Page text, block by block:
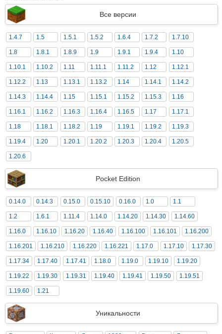
Все версии
1.4.7 1.5 1.5.1 1.5.2 1.6.4 1.7.2 1.7.10
1.8 1.8.1 1.8.9 1.9 1.9.1 1.9.4 1.10
1.10.1 1.10.2 1.11 1.11.1 1.11.2 1.12 1.12.1
1.12.2 1.13 1.13.1 1.13.2 1.14 1.14.1 1.14.2
1.14.3 1.14.4 1.15 1.15.1 1.15.2 1.15.3 1.16
1.16.1 1.16.2 1.16.3 1.16.4 1.16.5 1.17 1.17.1
1.18 1.18.1 1.18.2 1.19 1.19.1 1.19.2 1.19.3
1.19.4 1.20 1.20.1 1.20.2 1.20.3 1.20.4 1.20.5
1.20.6
Pocket Edition
0.14.0 0.14.3 0.15.0 0.15.10 0.16.0 1.0 1.1
1.2 1.6.1 1.11.4 1.14.0 1.14.20 1.14.30 1.14.60
1.16.0 1.16.10 1.16.20 1.16.40 1.16.100 1.16.101 1.16.200
1.16.201 1.16.210 1.16.220 1.16.221 1.17.0 1.17.10 1.17.30
1.17.34 1.17.40 1.17.41 1.18.0 1.19.0 1.19.10 1.19.20
1.19.22 1.19.30 1.19.31 1.19.40 1.19.41 1.19.50 1.19.51
1.19.60 1.21
Уникальности